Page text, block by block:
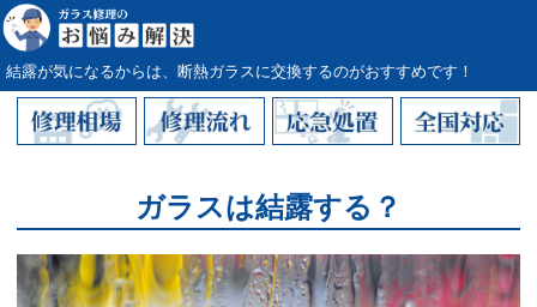
結露が気になるからは、断熱ガラスに交換するのがおすすめです！
ガラスは結露する？